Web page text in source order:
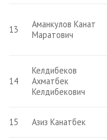
13
Аманкулов Канат
Маратович
14
Келдибеков
Ахматбек
Келдибекович
15 Азиз Канатбек